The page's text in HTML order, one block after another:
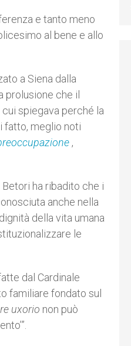
e tanto meno
al bene e allo
a Siena dalla
prolusione che il
spiegava perché la
fatto, meglio noti
,
ha ribadito che i
anche nella
della vita umana
le
dal Cardinale
familiare fondato sul
uxorio non può